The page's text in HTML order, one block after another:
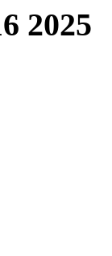
2025